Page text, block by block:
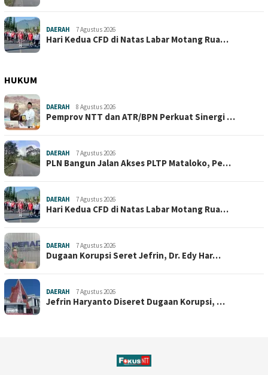
DAERAH 7 Agustus 2026
Hari Kedua CFD di Natas Labar Motang Rua…
HUKUM
DAERAH 8 Agustus 2026
Pemprov NTT dan ATR/BPN Perkuat Sinergi …
DAERAH 7 Agustus 2026
PLN Bangun Jalan Akses PLTP Mataloko, Pe…
DAERAH 7 Agustus 2026
Hari Kedua CFD di Natas Labar Motang Rua…
DAERAH 7 Agustus 2026
Dugaan Korupsi Seret Jefrin, Dr. Edy Har…
DAERAH 7 Agustus 2026
Jefrin Haryanto Diseret Dugaan Korupsi, …